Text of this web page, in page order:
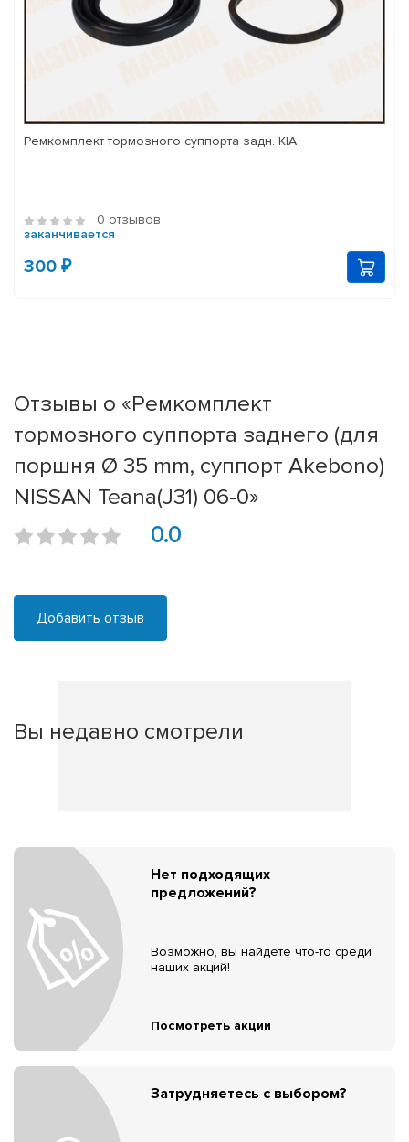
Ремкомплект тормозного суппорта задн. KIA
0 отзывов
заканчивается
300 ₽
Отзывы о «Ремкомплект
тормозного суппорта заднего (для
поршня Ø 35 mm, суппорт Akebono)
NISSAN Teana(J31) 06-0»
0.0
Добавить отзыв
Вы недавно смотрели
Нет подходящих
предложений?
Возможно, вы найдёте что-то среди
наших акций!
Посмотреть акции
Затрудняетесь с выбором?